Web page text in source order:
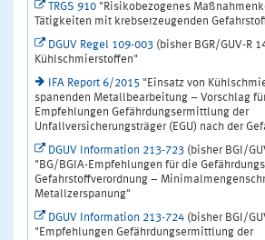
TRGS 910 "Risikobezogenes
Tätigkeiten mit krebserzeugenden
DGUV Regel 109-003 (bisher BGR/GUV-R
Kühlschmierstoffen"
IFA Report 6/2015 "Einsatz von
spanenden Metallbearbeitung – Vorschlag
Empfehlungen Gefährdungsermittlung der
Unfallversicherungsträger (EGU) nach der
DGUV Information 213-723 (bisher BGI/
"BG/BGIA-Empfehlungen für die
Gefahrstoffverordnung –
Metallzerspanung"
DGUV Information 213-724 (bisher BGI/
"Empfehlungen Gefährdungsermittlung der